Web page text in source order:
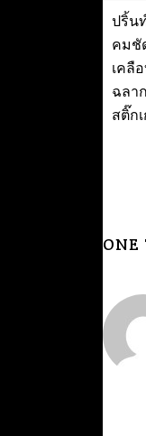
ปริ้น
คมชั
เคลื
ฉลา
สติ๊ก
ONE